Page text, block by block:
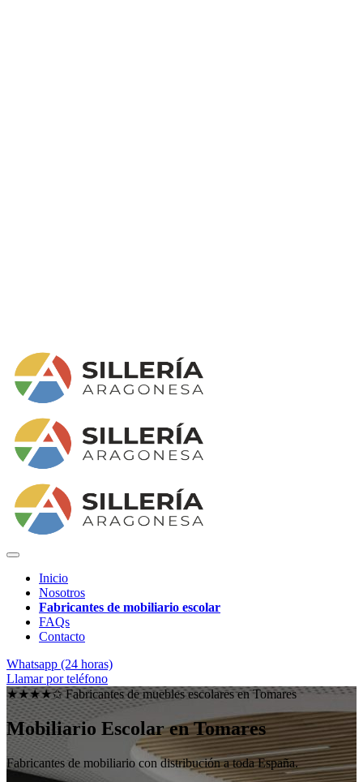
Inicio
Nosotros
Fabricantes de mobiliario escolar
FAQs
Contacto
Whatsapp (24 horas)
Llamar por teléfono
★★★★✩ Fabricantes de muebles escolares enTomares
Mobiliario Escolar en Tomares
Fabricantes de mobiliario con distribución a toda España.